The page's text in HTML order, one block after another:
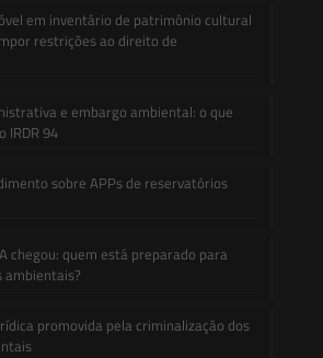
em inventário de patrimônio cultural
restrições ao direito de
e embargo ambiental: o que
IRDR 94
sobre APPs de reservatórios
chegou: quem está preparado para
promovida pela criminalização dos